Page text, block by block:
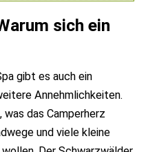
sich ein
gibt es auch ein
Annehmlichkeiten.
das Camperherz
und viele kleine